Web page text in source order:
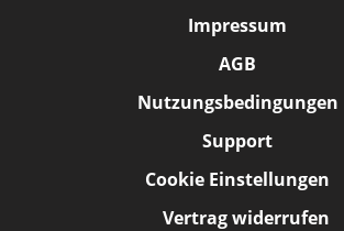
Impressum
AGB
Nutzungsbedingungen
Support
Cookie Einstellungen
Vertrag widerrufen